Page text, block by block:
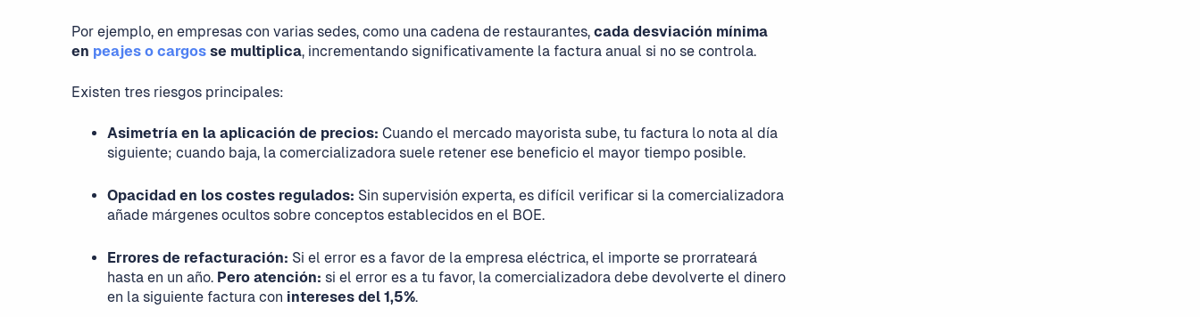
Por ejemplo, en empresas con varias sedes, como una cadena de restaurantes, cada desviación mínima
en peajes o cargos se multiplica, incrementando significativamente la factura anual si no se controla.
Existen tres riesgos principales:
Asimetría en la aplicación de precios: Cuando el mercado mayorista sube, tu factura lo nota al día
siguiente; cuando baja, la comercializadora suele retener ese beneficio el mayor tiempo posible.
Opacidad en los costes regulados: Sin supervisión experta, es difícil verificar si la comercializadora
añade márgenes ocultos sobre conceptos establecidos en el BOE.
Errores de refacturación: Si el error es a favor de la empresa eléctrica, el importe se prorrateará
hasta en un año. Pero atención: si el error es a tu favor, la comercializadora debe devolverte el dinero
en la siguiente factura con intereses del 1,5%.